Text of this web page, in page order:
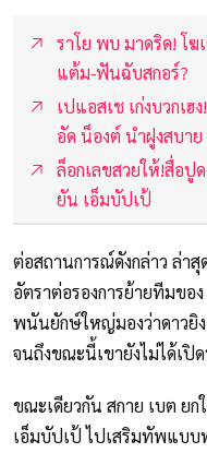
ราโย พบ มาดริด! โ
แต้ม-ฟันฉับสกอร์?
เปแอสเช เก่งบวกเ
อัด น็องต์ นำฝูงสบาย
ล็อกเลขสวยให้!สื่อปู
ยัน เอ็มบัปเป้
ต่อสถานการณ์ดังกล่าว ล่า
อัตราต่อรองการย้ายทีมขอ
พนันยักษ์ใหญ่มองว่าดาวยิ
จนถึงขณะนี้เขายังไม่ได้เปิ
ขณะเดียวกัน สกาย เบต ยก
เอ็มบัปเป้ ไปเสริมทัพแบบ